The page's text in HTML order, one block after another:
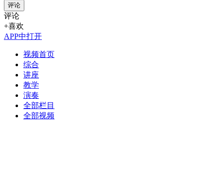
评论
评论
+喜欢
APP中打开
视频首页
综合
讲座
教学
演奏
全部栏目
全部视频